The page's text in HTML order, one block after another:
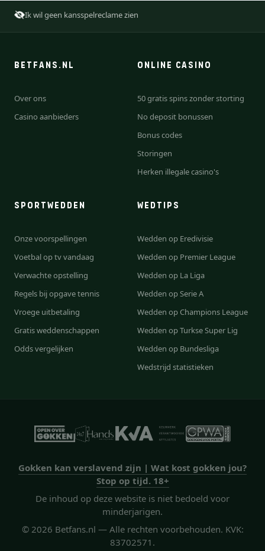
Ik wil geen kansspelreclame zien
BETFANS.NL
Over ons
Casino aanbieders
ONLINE CASINO
50 gratis spins zonder storting
No deposit bonussen
Bonus codes
Storingen
Herken illegale casino's
SPORTWEDDEN
Onze voorspellingen
Voetbal op tv vandaag
Verwachte opstelling
Regels bij opgave tennis
Vroege uitbetaling
Gratis weddenschappen
Odds vergelijken
WEDTIPS
Wedden op Eredivisie
Wedden op Premier League
Wedden op La Liga
Wedden op Serie A
Wedden op Champions League
Wedden op Turkse Super Lig
Wedden op Bundesliga
Wedstrijd statistieken
Gokken kan verslavend zijn | Wat kost gokken jou?
Stop op tijd. 18+
De inhoud op deze website is niet bedoeld voor
minderjarigen.
© 2026 Betfans.nl — Alle rechten voorbehouden. KVK:
83702571.